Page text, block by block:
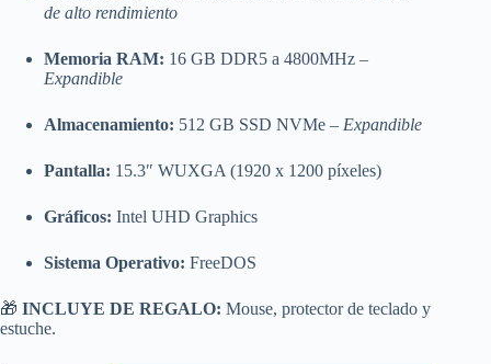
de alto rendimiento
Memoria RAM: 16 GB DDR5 a 4800MHz –
Expandible
Almacenamiento: 512 GB SSD NVMe – Expandible
Pantalla: 15.3″ WUXGA (1920 x 1200 píxeles)
Gráficos: Intel UHD Graphics
Sistema Operativo: FreeDOS
🎁 INCLUYE DE REGALO: Mouse, protector de teclado y
estuche.